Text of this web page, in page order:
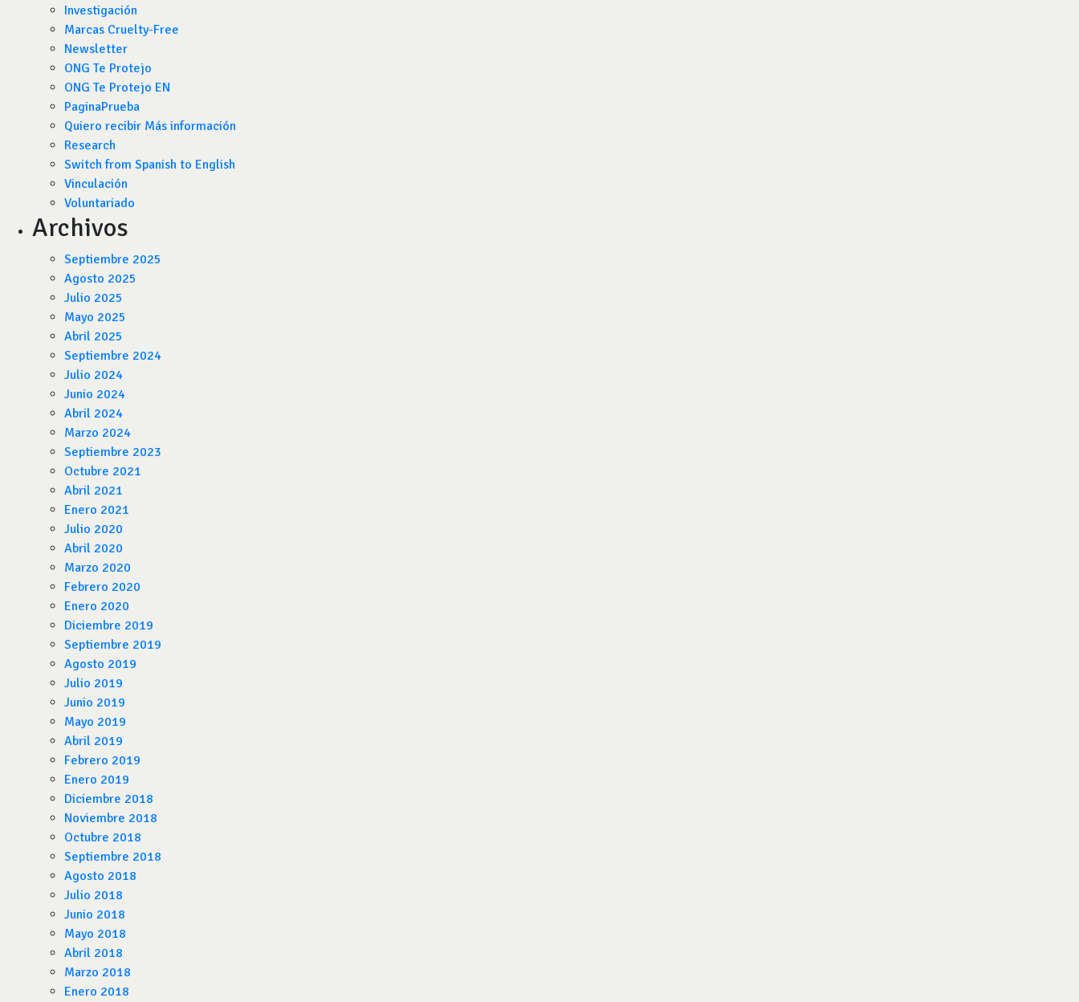
Investigación
Marcas Cruelty-Free
Newsletter
ONG Te Protejo
ONG Te Protejo EN
PaginaPrueba
Quiero recibir Más información
Research
Switch from Spanish to English
Vinculación
Voluntariado
Archivos
Septiembre 2025
Agosto 2025
Julio 2025
Mayo 2025
Abril 2025
Septiembre 2024
Julio 2024
Junio 2024
Abril 2024
Marzo 2024
Septiembre 2023
Octubre 2021
Abril 2021
Enero 2021
Julio 2020
Abril 2020
Marzo 2020
Febrero 2020
Enero 2020
Diciembre 2019
Septiembre 2019
Agosto 2019
Julio 2019
Junio 2019
Mayo 2019
Abril 2019
Febrero 2019
Enero 2019
Diciembre 2018
Noviembre 2018
Octubre 2018
Septiembre 2018
Agosto 2018
Julio 2018
Junio 2018
Mayo 2018
Abril 2018
Marzo 2018
Enero 2018